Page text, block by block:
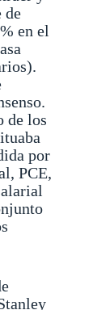
de
en el
de los
por
PCE,